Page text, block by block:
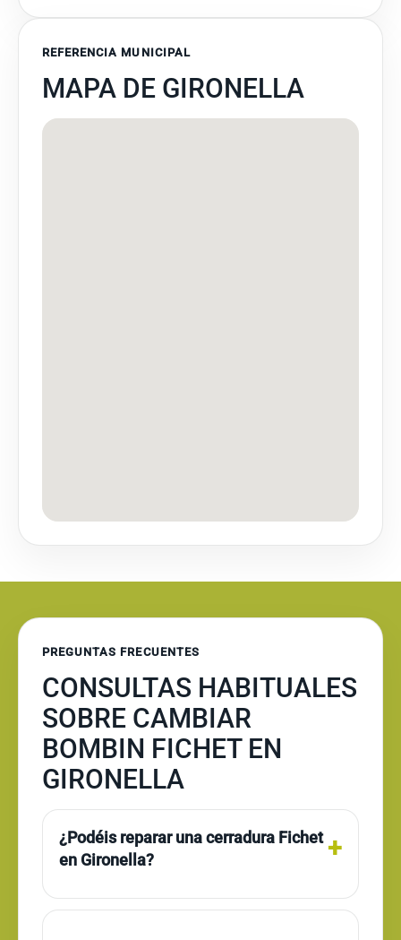
REFERENCIA MUNICIPAL
MAPA DE GIRONELLA
PREGUNTAS FRECUENTES
CONSULTAS HABITUALES
SOBRE CAMBIAR
BOMBIN FICHET EN
GIRONELLA
¿Podéis reparar una cerradura Fichet
en Gironella?